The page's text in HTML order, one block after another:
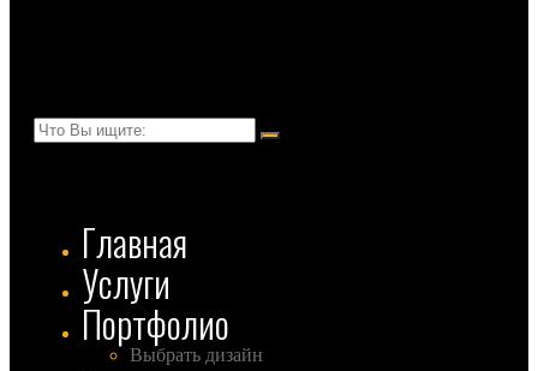
Главная
Услуги
Портфолио
Выбрать дизайн